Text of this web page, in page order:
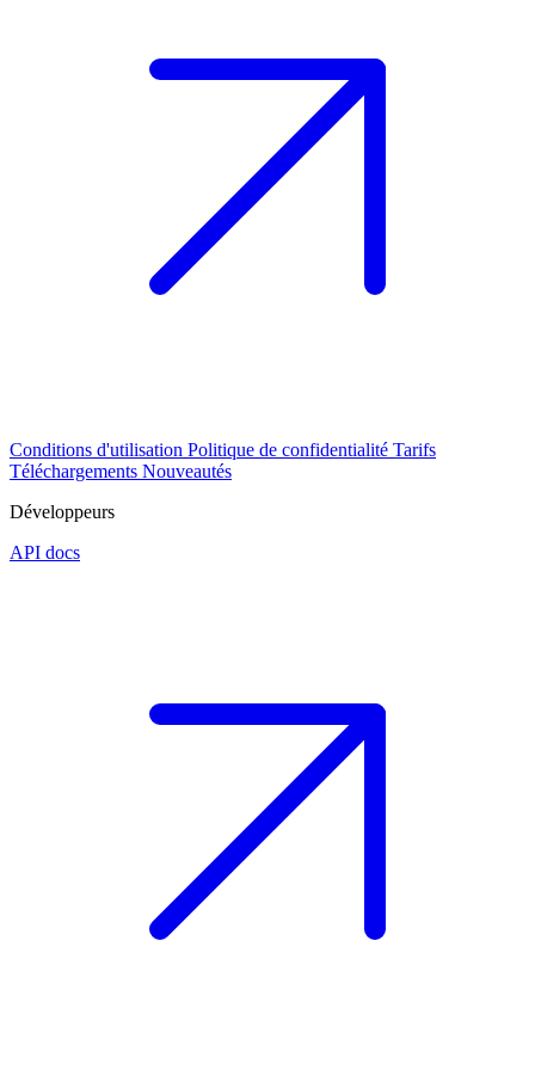
Conditions d'utilisation Politique de confidentialité Tarifs
Téléchargements Nouveautés
Développeurs
API docs